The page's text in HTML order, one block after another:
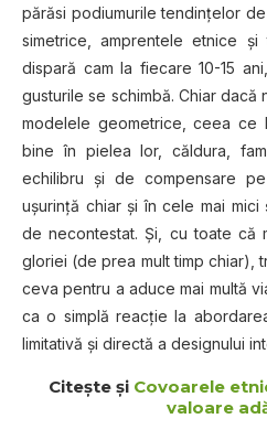
părăsi podiumurile tendinţelor
simetrice, amprentele etnice
dispară cam la fiecare 10-15
gusturile se schimbă. Chiar
modelele geometrice, ceea
bine în pielea lor, căldura,
echilibru şi de compensare
uşurinţă chiar şi în cele mai mici
de necontestat. Şi, cu toate că
gloriei (de prea mult timp chiar),
ceva pentru a aduce mai multă
ca o simplă reacţie la
limitativă şi directă a designului
Citeşte şi Covoarele
valoare